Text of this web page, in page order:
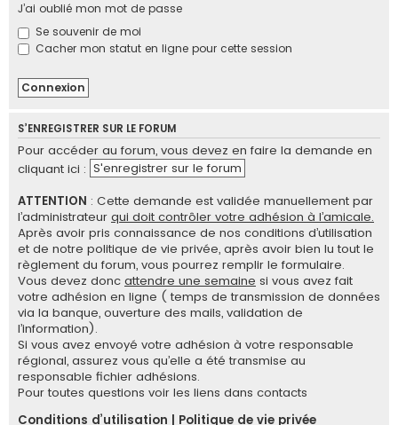
J’ai oublié mon mot de passe
Se souvenir de moi
Cacher mon statut en ligne pour cette session
S’ENREGISTRER SUR LE FORUM
Pour accéder au forum, vous devez en faire la demande en
cliquant ici : S'enregistrer sur le forum
ATTENTION : Cette demande est validée manuellement par
l’administrateur qui doit contrôler votre adhésion à l’amicale.
Après avoir pris connaissance de nos conditions d’utilisation
et de notre politique de vie privée, après avoir bien lu tout le
règlement du forum, vous pourrez remplir le formulaire.
Vous devez donc attendre une semaine si vous avez fait
votre adhésion en ligne ( temps de transmission de données
via la banque, ouverture des mails, validation de
l’information).
Si vous avez envoyé votre adhésion à votre responsable
régional, assurez vous qu’elle a été transmise au
responsable fichier adhésions.
Pour toutes questions voir les liens dans contacts
Conditions d’utilisation
Politique de vie privée